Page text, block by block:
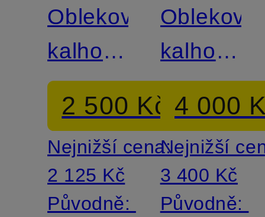
Oblekové
kalhoty
GENIUS
Slim Fit
2 500 Kč
Nejnižší cena:
2 125 Kč
Původně:
Oblekové
kalhoty
GENIUS
Extra
Slim Fit
4 000
Nejnižší
3 400 Kč
Původně: